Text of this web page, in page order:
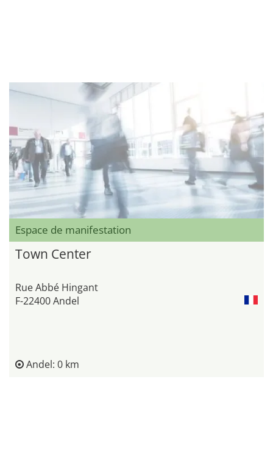
Espace de manifestation
Town Center
Rue Abbé Hingant
F-22400 Andel
Andel: 0 km